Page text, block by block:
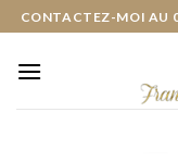
Skip
content
CONTACTEZ-MOI AU